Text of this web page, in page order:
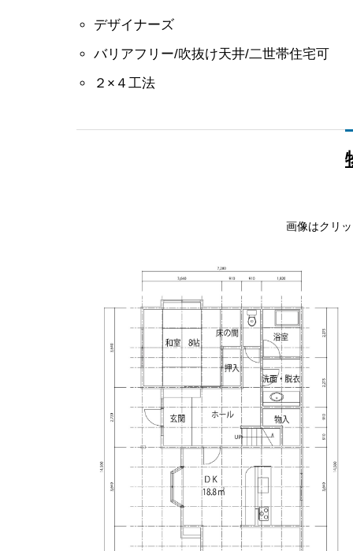
まだ売
ナレ
就農・
ナレ
デザイナーズ
バリアフリー/吹抜け天井/二世帯住宅可
２×４工法
画像はクリ